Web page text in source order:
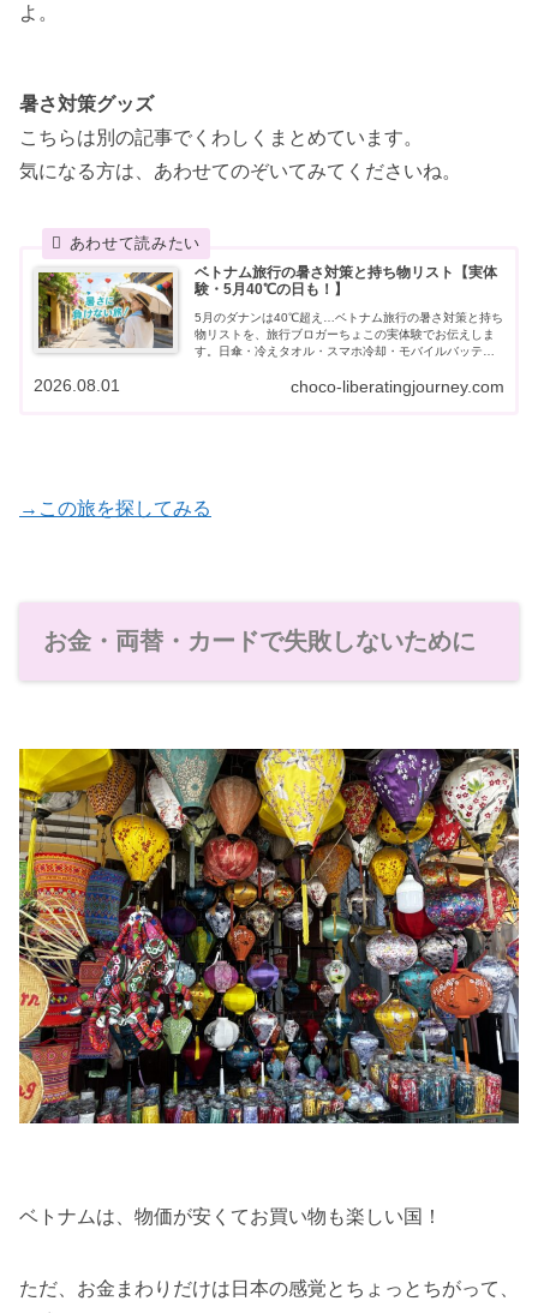
よ。
暑さ対策グッズ
こちらは別の記事でくわしくまとめています。
気になる方は、あわせてのぞいてみてくださいね。
ベトナム旅行の暑さ対策と持ち物リスト【実体
験・5月40℃の日も！】
5月のダナンは40℃超え…ベトナム旅行の暑さ対策と持ち
物リストを、旅行ブロガーちょこの実体験でお伝えしま
す。日傘・冷えタオル・スマホ冷却・モバイルバッテリ
choco-liberatingjourney.com
2026.08.01
→この旅を探してみる
お金・両替・カードで失敗しないために
ベトナムは、物価が安くてお買い物も楽しい国！
ただ、お金まわりだけは日本の感覚とちょっとちがって、